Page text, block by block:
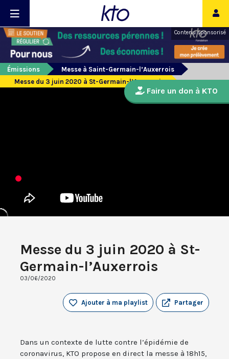
Contenu sponsorisé
Émissions
Messe à Saint-Germain-l’Auxerrois
Messe du 3 juin 2020 à St-Germain-l’Auxerrois
Messe du 3 juin 2020 à St-
Germain-l’Auxerrois
03/06/2020
Partager
Ajouter à ma playlist
Dans un contexte de lutte contre l’épidémie de
coronavirus, KTO propose en direct la messe à 18h15,
Faire un don à KTO